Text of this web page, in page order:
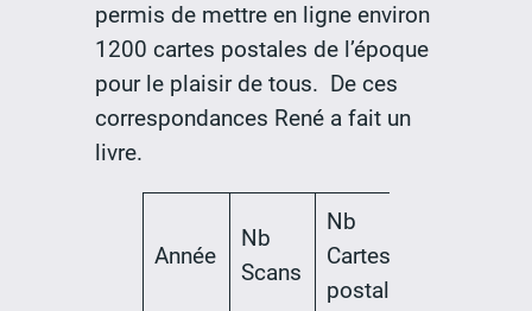
permis de mettre en ligne environ
1200 cartes postales de l’époque
pour le plaisir de tous. De ces
correspondances René a fait un
livre.
Année
Nb
Scans
Nb
Cartes
postales